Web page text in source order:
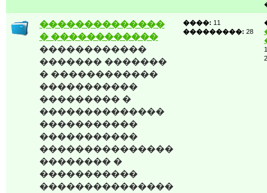
��������������
� ������������
������������
������� �������
� ������������
�����������
��������� �
��������������
�����������
�����������
���������������
�������� �
�����������
���������������
����: 11
���������: 28